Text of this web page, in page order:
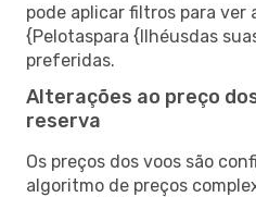
pode aplicar filtros para ver
{Pelotaspara {Ilhéusdas
preferidas.
Alterações ao preço
reserva
Os preços dos voos são
algoritmo de preços